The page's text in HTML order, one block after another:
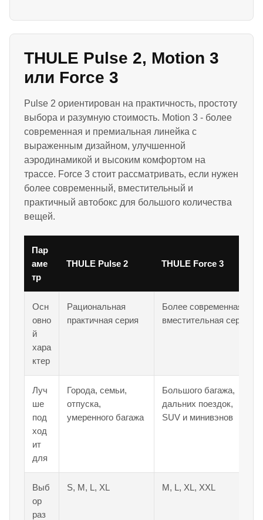
THULE Pulse 2, Motion 3
или Force 3
Pulse 2 ориентирован на практичность, простоту
выбора и разумную стоимость. Motion 3 - более
современная и премиальная линейка с
выраженным дизайном, улучшенной
аэродинамикой и высоким комфортом на
трассе. Force 3 стоит рассматривать, если нужен
более современный, вместительный и
практичный автобокс для большого количества
вещей.
Пар
аме
тр
THULE Pulse 2 THULE Force 3
Осн
овно
й
хара
ктер
Рациональная
практичная серия
Более современная
вместительная серия
Луч
ше
под
ход
ит
для
Города, семьи,
отпуска,
умеренного багажа
Большого багажа,
дальних поездок,
SUV и минивэнов
Выб
ор
раз
S, M, L, XL M, L, XL, XXL